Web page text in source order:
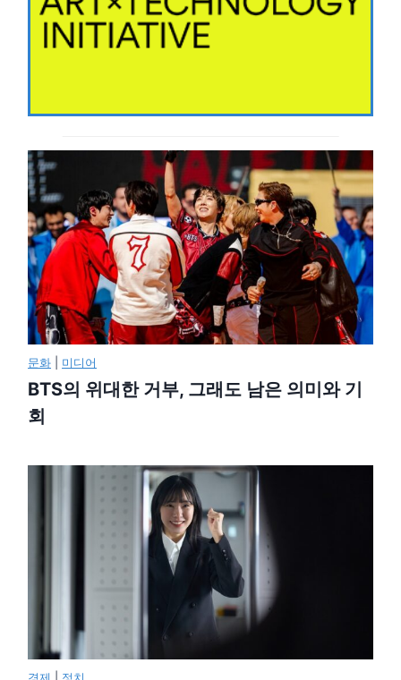
문화 미디어
BTS의 위대한 거부, 그래도 남은 의미와 기
회